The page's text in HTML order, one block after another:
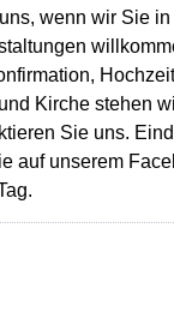
wenn wir Sie
Kirche stehen
Sie uns.
auf unserem